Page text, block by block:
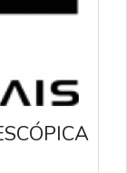
impacto e
guia de
e logística